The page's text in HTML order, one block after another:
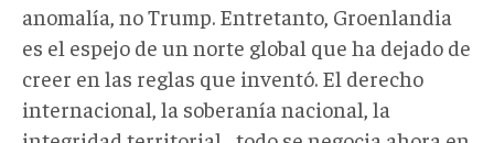
anomalía, no Trump. Entretanto, Groenlandia
es el espejo de un norte global que ha dejado de
creer en las reglas que inventó. El derecho
internacional, la soberanía nacional, la